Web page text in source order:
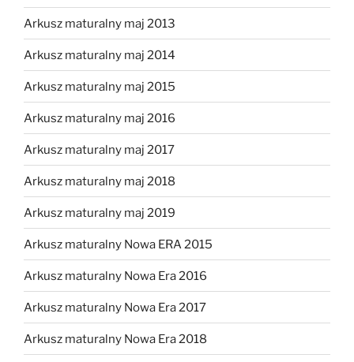
Arkusz maturalny maj 2013
Arkusz maturalny maj 2014
Arkusz maturalny maj 2015
Arkusz maturalny maj 2016
Arkusz maturalny maj 2017
Arkusz maturalny maj 2018
Arkusz maturalny maj 2019
Arkusz maturalny Nowa ERA 2015
Arkusz maturalny Nowa Era 2016
Arkusz maturalny Nowa Era 2017
Arkusz maturalny Nowa Era 2018